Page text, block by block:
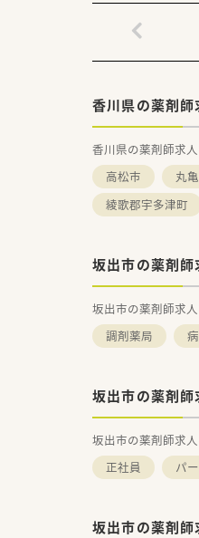
香川県の薬剤
香川県の薬剤師求
高松市
丸
綾歌郡宇多津町
坂出市の薬剤
坂出市の薬剤師求
調剤薬局
坂出市の薬剤
坂出市の薬剤師求
正社員
パ
坂出市の薬剤